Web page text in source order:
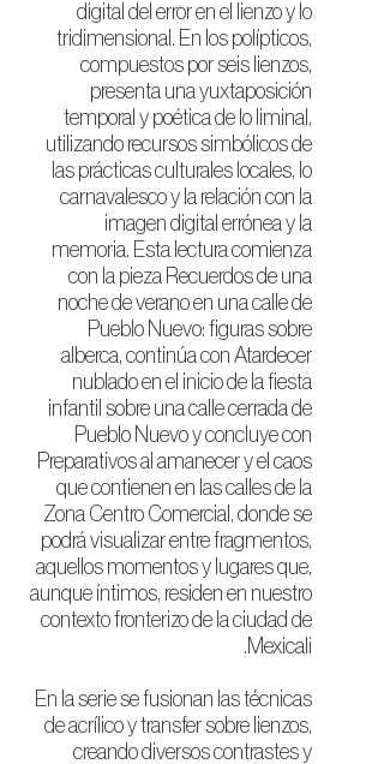
digital del error en el lienzo y lo
tridimensional. En los polípticos,
compuestos por seis lienzos,
presenta una yuxtaposición
temporal y poética de lo liminal,
utilizando recursos simbólicos de
las prácticas culturales locales, lo
carnavalesco y la relación con la
imagen digital errónea y la
memoria. Esta lectura comienza
con la pieza Recuerdos de una
noche de verano en una calle de
Pueblo Nuevo: figuras sobre
alberca, continúa con Atardecer
nublado en el inicio de la fiesta
infantil sobre una calle cerrada de
Pueblo Nuevo y concluye con
Preparativos al amanecer y el caos
que contienen en las calles de la
Zona Centro Comercial, donde se
podrá visualizar entre fragmentos,
aquellos momentos y lugares que,
aunque íntimos, residen en nuestro
contexto fronterizo de la ciudad de
Mexicali.
En la serie se fusionan las técnicas
de acrílico y transfer sobre lienzos,
creando diversos contrastes y